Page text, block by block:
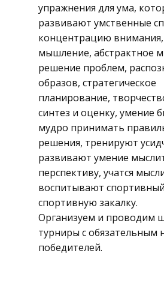
упражнения для ума,
развивают умственные
концентрацию внимания,
мышление, абстрактное
решение проблем,
образов, стратегическое
планирование,
синтез и оценку, умение
мудро принимать
решения, тренируют
развивают умение
перспективу, учатся
воспитывают
спортивную закалку.
Организуем и проводим
турниры с обязательным
победителей.